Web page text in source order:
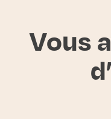
Vous